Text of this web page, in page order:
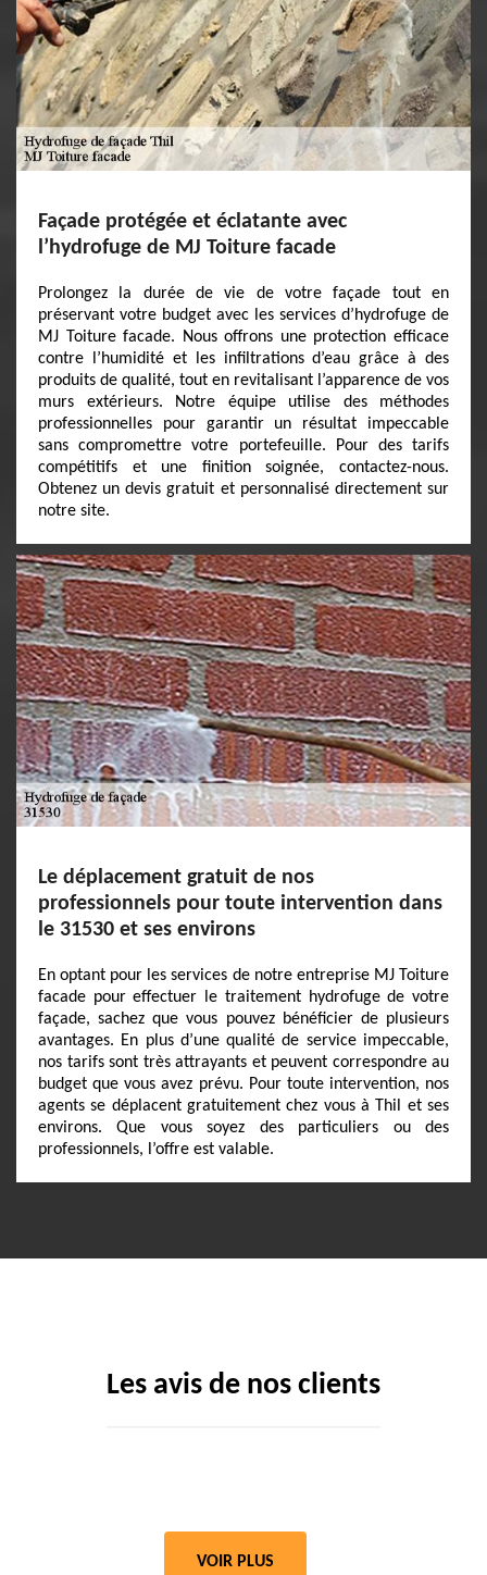
Façade protégée et éclatante avec
l’hydrofuge de MJ Toiture facade
Prolongez la durée de vie de votre façade tout en
préservant votre budget avec les services d’hydrofuge de
MJ Toiture facade. Nous offrons une protection efficace
contre l’humidité et les infiltrations d’eau grâce à des
produits de qualité, tout en revitalisant l’apparence de vos
murs extérieurs. Notre équipe utilise des méthodes
professionnelles pour garantir un résultat impeccable
sans compromettre votre portefeuille. Pour des tarifs
compétitifs et une finition soignée, contactez-nous.
Obtenez un devis gratuit et personnalisé directement sur
notre site.
Le déplacement gratuit de nos
professionnels pour toute intervention dans
le 31530 et ses environs
En optant pour les services de notre entreprise MJ Toiture
facade pour effectuer le traitement hydrofuge de votre
façade, sachez que vous pouvez bénéficier de plusieurs
avantages. En plus d’une qualité de service impeccable,
nos tarifs sont très attrayants et peuvent correspondre au
budget que vous avez prévu. Pour toute intervention, nos
agents se déplacent gratuitement chez vous à Thil et ses
environs. Que vous soyez des particuliers ou des
professionnels, l’offre est valable.
Les avis de nos clients
VOIR PLUS